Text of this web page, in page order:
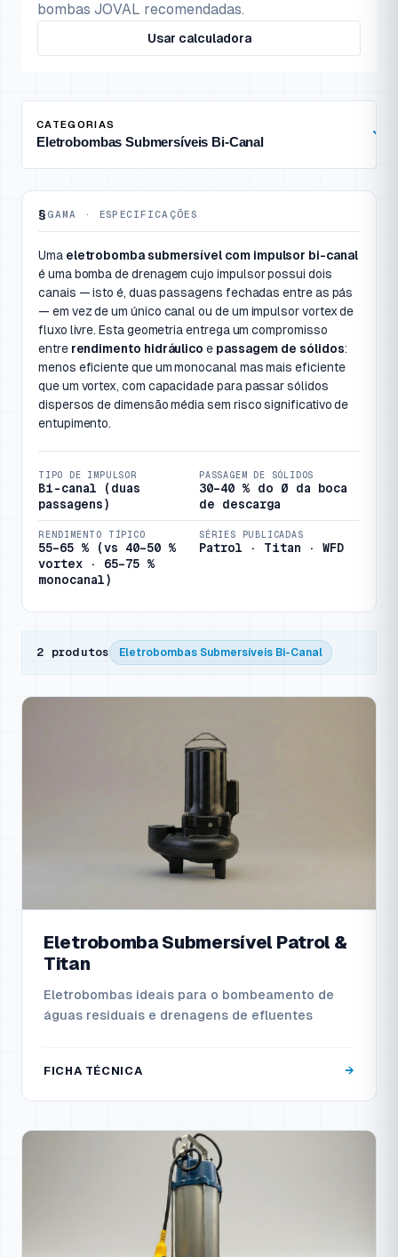
bombas JOVAL recomendadas.
Usar calculadora
CATEGORIAS
Eletrobombas Submersíveis Bi-Canal
Eletrobombas
§ GAMA · ESPECIFICAÇÕES
Uma eletrobomba submersível com impulsor bi-canal
é uma bomba de drenagem cujo impulsor possui dois
canais — isto é, duas passagens fechadas entre as pás
— em vez de um único canal ou de um impulsor vortex de
fluxo livre. Esta geometria entrega um compromisso
entre rendimento hidráulico e passagem de sólidos:
menos eficiente que um monocanal mas mais eficiente
que um vortex, com capacidade para passar sólidos
dispersos de dimensão média sem risco significativo de
entupimento.
TIPO DE IMPULSOR
Bi-canal (duas
passagens)
PASSAGEM DE SÓLIDOS
30–40 % do Ø da boca
de descarga
RENDIMENTO TÍPICO
55–65 % (vs 40–50 %
vortex · 65–75 %
monocanal)
SÉRIES PUBLICADAS
Patrol · Titan · WFD
Eletrobombas
2 produtos Eletrobombas Submersíveis Bi-Canal
Eletrobomba Submersível Patrol &
Titan
Eletrobombas ideais para o bombeamento de
águas residuais e drenagens de efluentes
FICHA TÉCNICA